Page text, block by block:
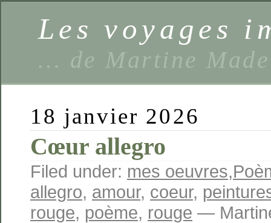
Les voyages
… de Martine
18 janvier 2026
Cœur allegro
Filed under: mes oeuvres,
allegro, amour, coeur,
rouge, poème, rouge —